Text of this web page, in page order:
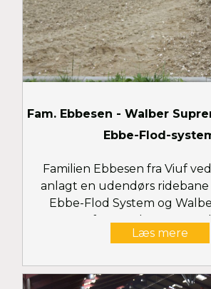
Fam. Ebbesen - Walber
Ebbe-Flod-
Familien Ebbesen fra Viuf
anlagt en udendørs
Ebbe-Flod System og
Surface toplag. Se flere
Læs mere